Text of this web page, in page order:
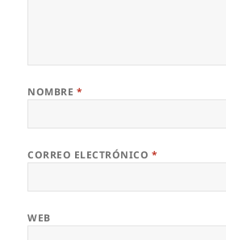
NOMBRE *
CORREO ELECTRÓNICO *
WEB